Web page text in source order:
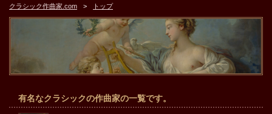
クラシック作曲家.com トップ
有名なクラシックの作曲家の一覧です。